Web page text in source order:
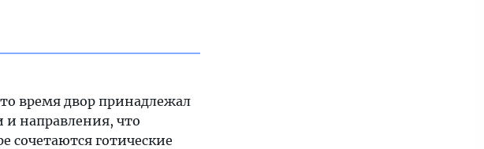
время двор принадлежал
и направления, что
сочетаются готические